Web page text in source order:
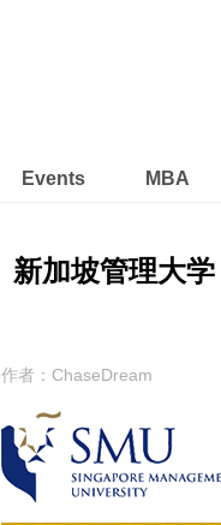
Events MBA
新加坡管理大
作者： ChaseDream